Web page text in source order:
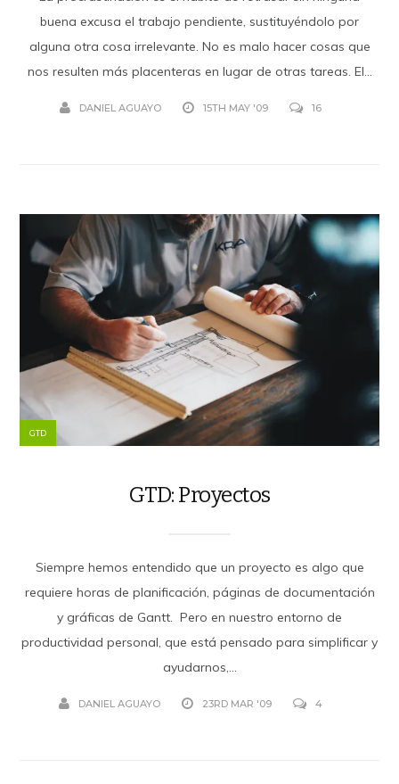
buena excusa el trabajo pendiente, sustituyéndolo por
alguna otra cosa irrelevante. No es malo hacer cosas que
nos resulten más placenteras en lugar de otras tareas. El...
DANIEL AGUAYO 15TH MAY '09 16
GTD
GTD: Proyectos
Siempre hemos entendido que un proyecto es algo que
requiere horas de planificación, páginas de documentación
y gráficas de Gantt. Pero en nuestro entorno de
productividad personal, que está pensado para simplificar y
ayudarnos,...
DANIEL AGUAYO 23RD MAR '09 4